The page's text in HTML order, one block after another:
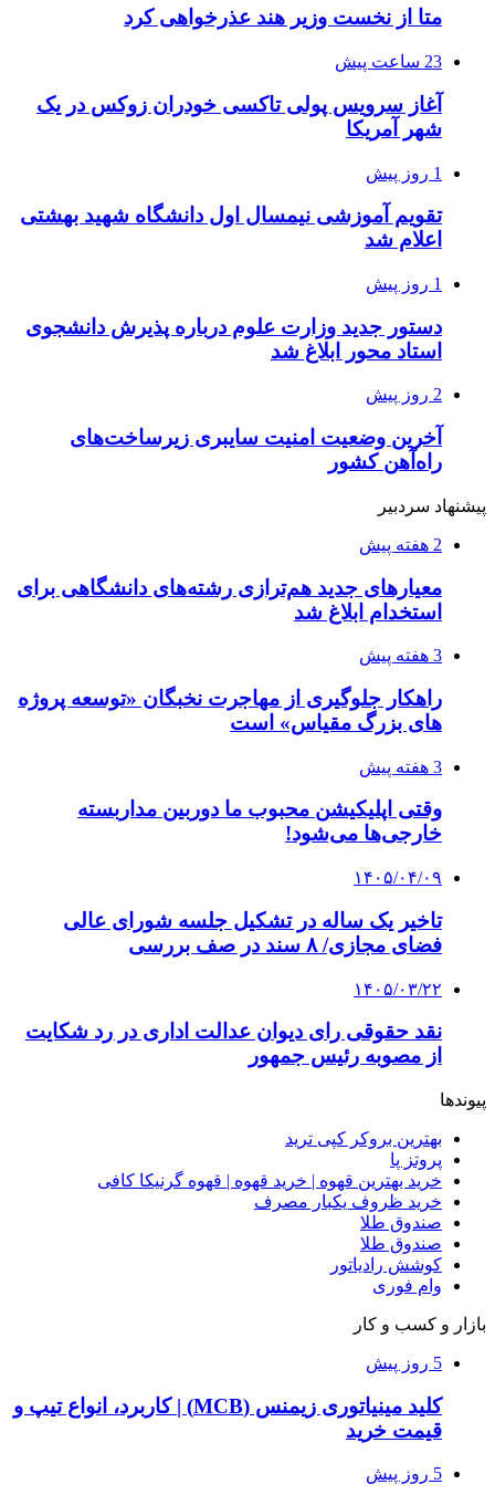
متا از نخست وزیر هند عذرخواهی کرد
23 ساعت پیش
آغاز سرویس پولی تاکسی خودران زوکس در یک
شهر آمریکا
1 روز پیش
تقویم آموزشی نیمسال اول دانشگاه شهید بهشتی
اعلام شد
1 روز پیش
دستور جدید وزارت علوم درباره پذیرش دانشجوی
استاد محور ابلاغ شد
2 روز پیش
آخرین وضعیت امنیت سایبری زیرساخت‌های
راه‌آهن کشور
پیشنهاد سردبیر
2 هفته پیش
معیارهای جدید هم‌ترازی رشته‌های دانشگاهی برای
استخدام ابلاغ شد
3 هفته پیش
راهکار جلوگیری از مهاجرت نخبگان «توسعه پروژه
های بزرگ مقیاس» است
3 هفته پیش
وقتی اپلیکیشن محبوب ما دوربین مداربسته
خارجی‌ها می‌شود!
۱۴۰۵/۰۴/۰۹
تاخیر یک ساله در تشکیل جلسه شورای عالی
فضای مجازی/ ۸ سند در صف بررسی
۱۴۰۵/۰۳/۲۲
نقد حقوقی رای دیوان عدالت اداری در رد شکایت
از مصوبه رئیس جمهور
پیوندها
بهترین بروکر کپی ترید
پروتز پا
خرید بهترین قهوه | خرید قهوه | قهوه گرنیکا کافی
خرید ظروف یکبار مصرف
صندوق طلا
صندوق طلا
کوشش رادیاتور
وام فوری
بازار و کسب و کار
5 روز پیش
کلید مینیاتوری زیمنس (MCB) | کاربرد، انواع تیپ و
قیمت خرید
5 روز پیش